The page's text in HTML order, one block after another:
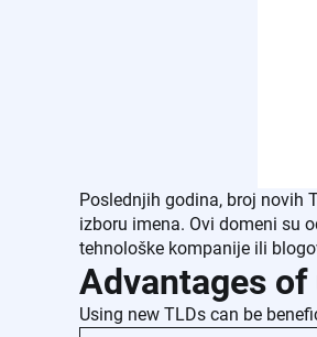
Poslednjih godina, broj novih
izboru imena. Ovi domeni su
tehnološke kompanije ili
Advantages of
Using new TLDs can be